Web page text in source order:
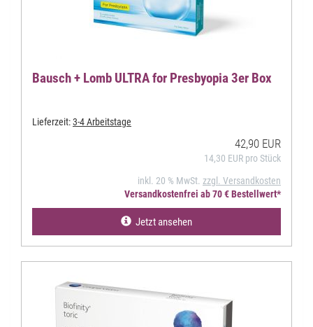
Bausch + Lomb ULTRA for Presbyopia 3er Box
Lieferzeit:3-4 Arbeitstage
42,90 EUR
14,30 EUR pro Stück
inkl. 20 % MwSt. zzgl. Versandkosten
Versandkostenfrei ab 70 € Bestellwert*
Jetzt ansehen